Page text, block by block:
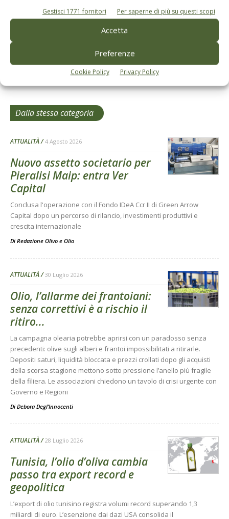
Gestisci 1771 fornitori Per saperne di più su questi scopi
Accetta
Preferenze
Cookie Policy Privacy Policy
Dalla stessa categoria
ATTUALITÀ 4 Agosto 2026
Nuovo assetto societario per
Pieralisi Maip: entra Ver
Capital
Conclusa l'operazione con il Fondo IDeA Ccr II di Green Arrow
Capital dopo un percorso di rilancio, investimenti produttivi e
crescita internazionale
Di Redazione Olivo e Olio
ATTUALITÀ 30 Luglio 2026
Olio, l’allarme dei frantoiani:
senza correttivi è a rischio il
ritiro...
La campagna olearia potrebbe aprirsi con un paradosso senza
precedenti: olive sugli alberi e frantoi impossibilitati a ritirarle.
Depositi saturi, liquidità bloccata e prezzi crollati dopo gli acquisti
della scorsa stagione mettono sotto pressione l’anello più fragile
della filiera. Le associazioni chiedono un tavolo di crisi urgente con
Governo e Regioni
Di Debora Degl’Innocenti
ATTUALITÀ 28 Luglio 2026
Tunisia, l’olio d’oliva cambia
passo tra export record e
geopolitica
L’export di olio tunisino registra volumi record superando 1,3
miliardi di euro. L’esenzione dai dazi USA consolida il